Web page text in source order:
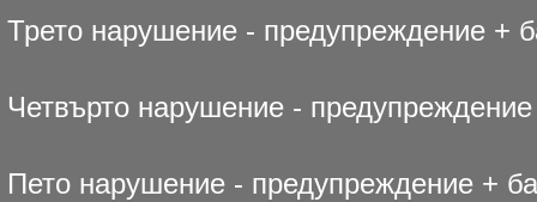
Трето нарушение - предупреждение +
Четвърто нарушение -
Пето нарушение - предупреждение +